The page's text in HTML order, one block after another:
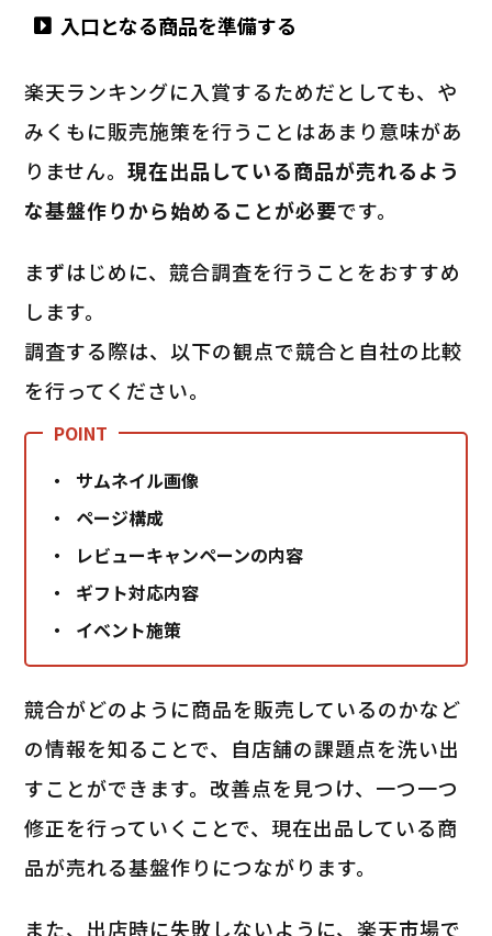
入口となる商品を準備する
楽天ランキングに入賞するためだとしても、や
みくもに販売施策を行うことはあまり意味があ
りません。現在出品している商品が売れるよう
な基盤作りから始めることが必要です。
まずはじめに、競合調査を行うことをおすすめ
します。
調査する際は、以下の観点で競合と自社の比較
を行ってください。
サムネイル画像
ページ構成
レビューキャンペーンの内容
ギフト対応内容
イベント施策
競合がどのように商品を販売しているのかなど
の情報を知ることで、自店舗の課題点を洗い出
すことができます。改善点を見つけ、一つ一つ
修正を行っていくことで、現在出品している商
品が売れる基盤作りにつながります。
また、出店時に失敗しないように、楽天市場で